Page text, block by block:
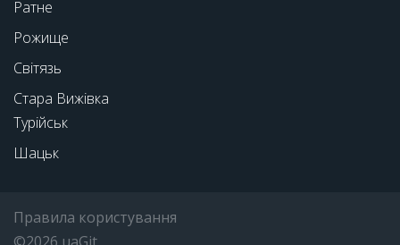
Ратне
Рожище
Світязь
Стара Вижівка
Турійськ
Шацьк
Правила користування